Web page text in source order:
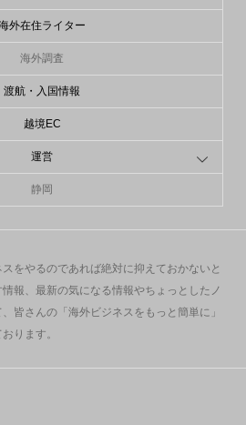
外在住ライター
海外調査
渡航・入国情報
越境EC
運営
静岡
をやるのであれば絶対に抑えておかないと
報、最新の気になる情報やちょっとしたノ
皆さんの「海外ビジネスをもっと簡単に」
ります。